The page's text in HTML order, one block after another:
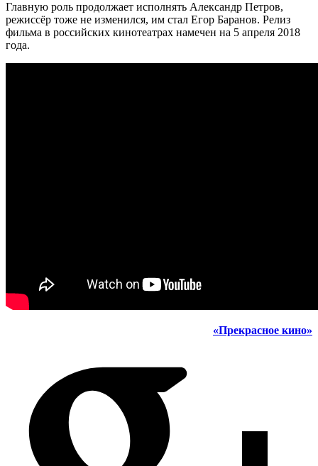
Главную роль продолжает исполнять Александр Петров,
режиссёр тоже не изменился, им стал Егор Баранов. Релиз
фильма в российских кинотеатрах намечен на 5 апреля 2018
года.
«Прекрасное кино»